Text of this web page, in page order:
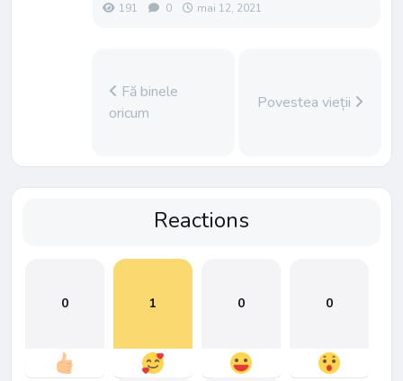
191 0 mai 12, 2021
Fă binele
oricum
Povestea vieții
Reactions
0 1 0 0